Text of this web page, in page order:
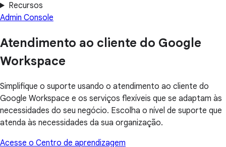
Recursos
Admin Console
Atendimento ao cliente do Google
Workspace
Simplifique o suporte usando o atendimento ao cliente do
Google Workspace e os serviços flexíveis que se adaptam às
necessidades do seu negócio. Escolha o nível de suporte que
atenda às necessidades da sua organização.
Acesse o Centro de aprendizagem